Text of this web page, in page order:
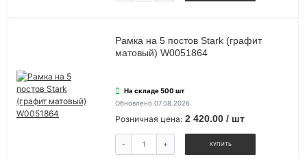
Рамка на 5 постов Stark (графит
матовый) W0051864
На складе 500 шт
Обновлено 07.08.2026
Розничная цена: 2 420.00 / шт
- + КУПИТЬ